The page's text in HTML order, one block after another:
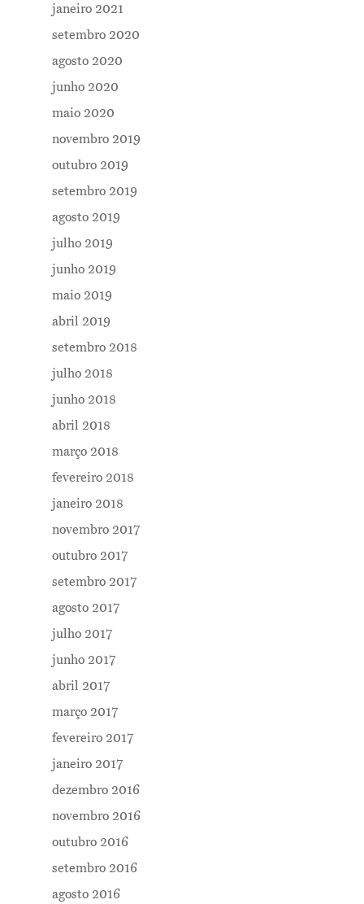
janeiro 2021
setembro 2020
agosto 2020
junho 2020
maio 2020
novembro 2019
outubro 2019
setembro 2019
agosto 2019
julho 2019
junho 2019
maio 2019
abril 2019
setembro 2018
julho 2018
junho 2018
abril 2018
março 2018
fevereiro 2018
janeiro 2018
novembro 2017
outubro 2017
setembro 2017
agosto 2017
julho 2017
junho 2017
abril 2017
março 2017
fevereiro 2017
janeiro 2017
dezembro 2016
novembro 2016
outubro 2016
setembro 2016
agosto 2016